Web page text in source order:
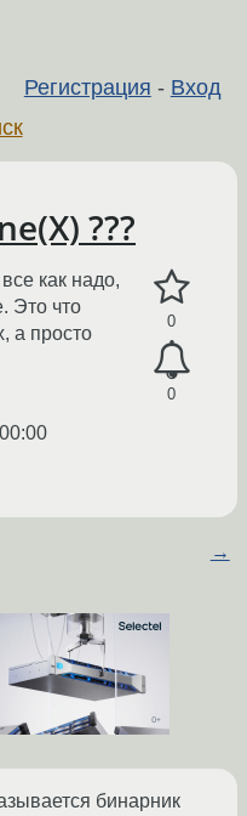
Регистрация - Вход
???
0
0
как надо,
Это что
а просто
→
бинарник